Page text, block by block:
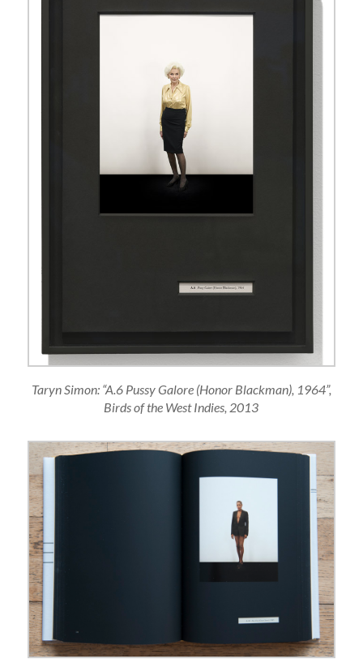
Taryn Simon: “A.6 Pussy Galore (Honor Blackman), 1964”,
Birds of the West Indies, 2013